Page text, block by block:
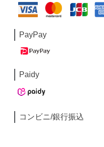
PayPay
Paidy
コンビニ/銀行振込